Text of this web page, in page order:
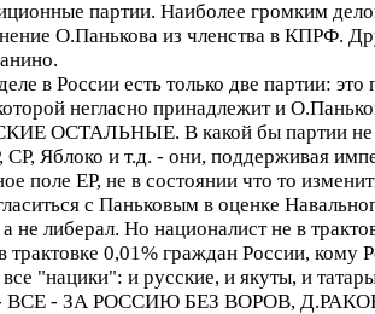
партии. Наиболее громким
О.Панькова из членства в КПРФ.
в России есть только две партии: это
негласно принадлежит и
ОСТАЛЬНЫЕ. В какой бы партии не
Яблоко и т.д. - они, поддерживая
поле ЕР, не в состоянии что то
с Паньковым в оценке
не либерал. Но националист не в
трактовке 0,01% граждан России, кому
"нацики": и русские, и якуты, и
- ВСЕ - ЗА РОССИЮ БЕЗ ВОРОВ,